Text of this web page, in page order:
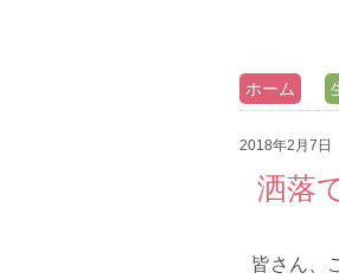
ホーム
2018年2月7日
洒落
皆さん、